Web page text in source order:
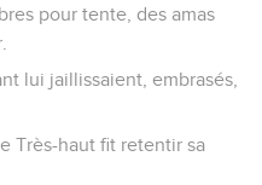
pour tente, des amas
lui jaillissaient, embrasés,
Très-haut fit retentir sa